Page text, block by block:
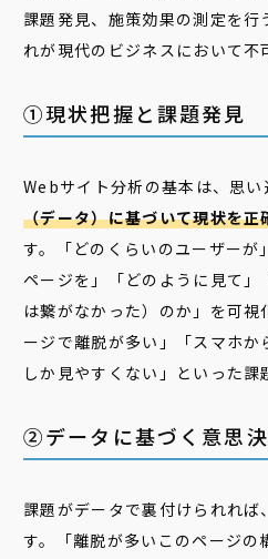
課題発見、施策効果の測定を行
れが現代のビジネスにおいて不
①現状把握と課題発見
Webサイト分析の基本は、思
（データ）に基づいて現状を正
す。「どのくらいのユーザーが
ページを」「どのように見て
は繋がなかった）のか」を可
ージで離脱が多い」「スマホか
しか見やすくない」といった課
②データに基づく意思
課題がデータで裏付けられれば
す。「離脱が多いこのページの